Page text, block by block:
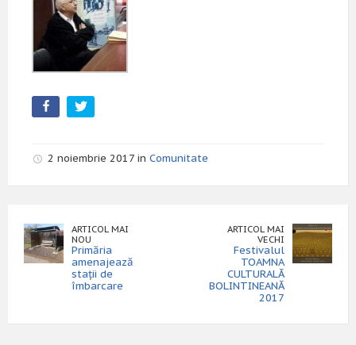
2 noiembrie 2017 in Comunitate
ARTICOL MAI
NOU
Primăria
amenajează
stații de
îmbarcare
ARTICOL MAI
VECHI
Festivalul
TOAMNA
CULTURALĂ
BOLINTINEANĂ
2017